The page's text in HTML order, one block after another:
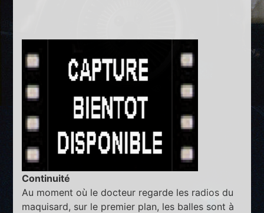
Continuité
Au moment où le docteur regarde les radios du
maquisard, sur le premier plan, les balles sont à